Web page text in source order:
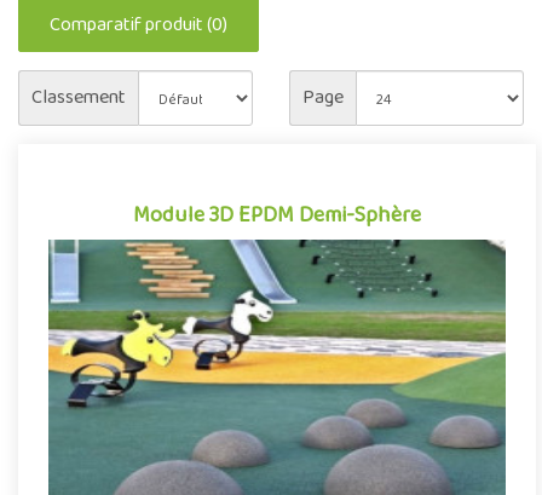
Comparatif produit (0)
Classement Page
Module 3D EPDM Demi-Sphère
Module 3D EPDM Demi-Sphère
Modules en caoutchouc EPDM, les demi-sphères 3D permettent
de compléter et de diversifier facilement les activités